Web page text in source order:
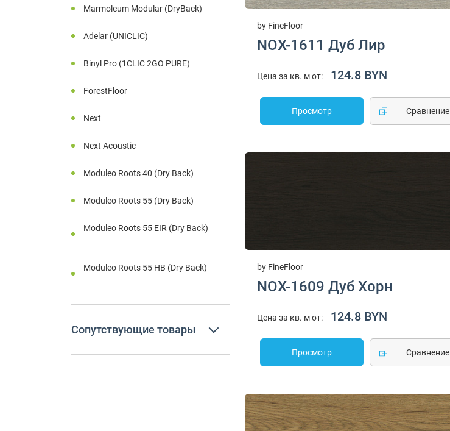
Marmoleum Modular (DryBack)
Adelar (UNICLIC)
Binyl Pro (1CLIC 2GO PURE)
ForestFloor
Next
Next Acoustic
Moduleo Roots 40 (Dry Back)
Moduleo Roots 55 (Dry Back)
Moduleo Roots 55 EIR (Dry Back)
Moduleo Roots 55 HB (Dry Back)
Сопутствующие товары
by FineFloor
NOX-1611 Дуб Лир
Цена за кв. м от: 124.8 BYN
Просмотр Cравнение
by FineFloor
NOX-1609 Дуб Хорн
Цена за кв. м от: 124.8 BYN
Просмотр Cравнение